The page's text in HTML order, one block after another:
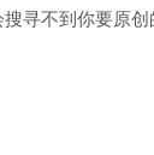
寻不到你要原创